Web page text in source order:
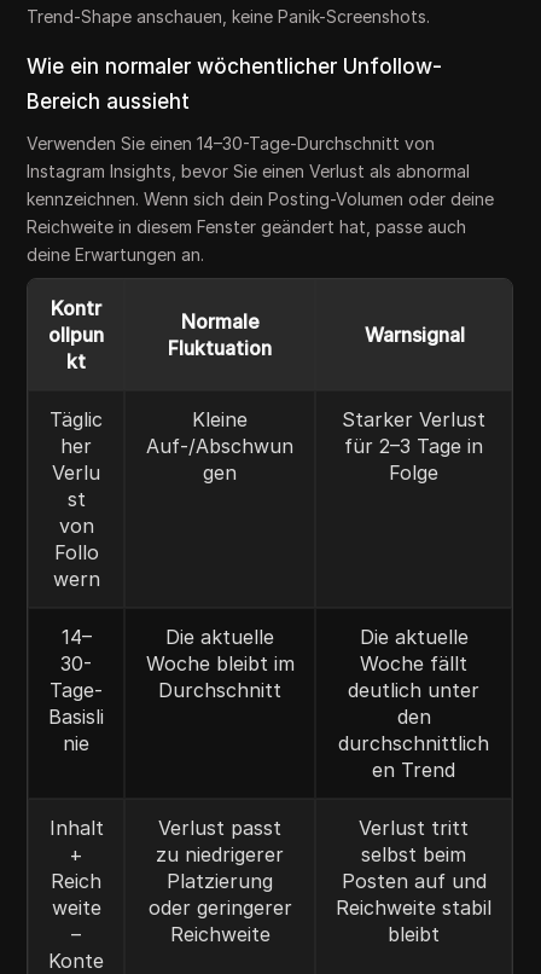
Trend-Shape anschauen, keine Panik-Screenshots.
Wie ein normaler wöchentlicher Unfollow-
Bereich aussieht
Verwenden Sie einen 14–30-Tage-Durchschnitt von
Instagram Insights, bevor Sie einen Verlust als abnormal
kennzeichnen. Wenn sich dein Posting-Volumen oder deine
Reichweite in diesem Fenster geändert hat, passe auch
deine Erwartungen an.
Kontr
ollpun
kt
Normale
Fluktuation
Warnsignal
Täglic
her
Verlu
st
von
Follo
wern
Kleine
Auf-/Abschwun
gen
Starker Verlust
für 2–3 Tage in
Folge
14–
30-
Tage-
Basisli
nie
Die aktuelle
Woche bleibt im
Durchschnitt
Die aktuelle
Woche fällt
deutlich unter
den
durchschnittlich
en Trend
Inhalt
+
Reich
weite
–
Konte
Verlust passt
zu niedrigerer
Platzierung
oder geringerer
Reichweite
Verlust tritt
selbst beim
Posten auf und
Reichweite stabil
bleibt